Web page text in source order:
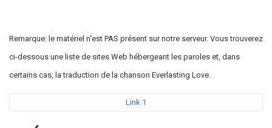
Remarque: le matériel n'est PAS présent sur notre serveur. Vous trouverez
ci-dessous une liste de sites Web hébergeant les paroles et, dans
certains cas, la traduction de la chanson Everlasting Love.
Link 1